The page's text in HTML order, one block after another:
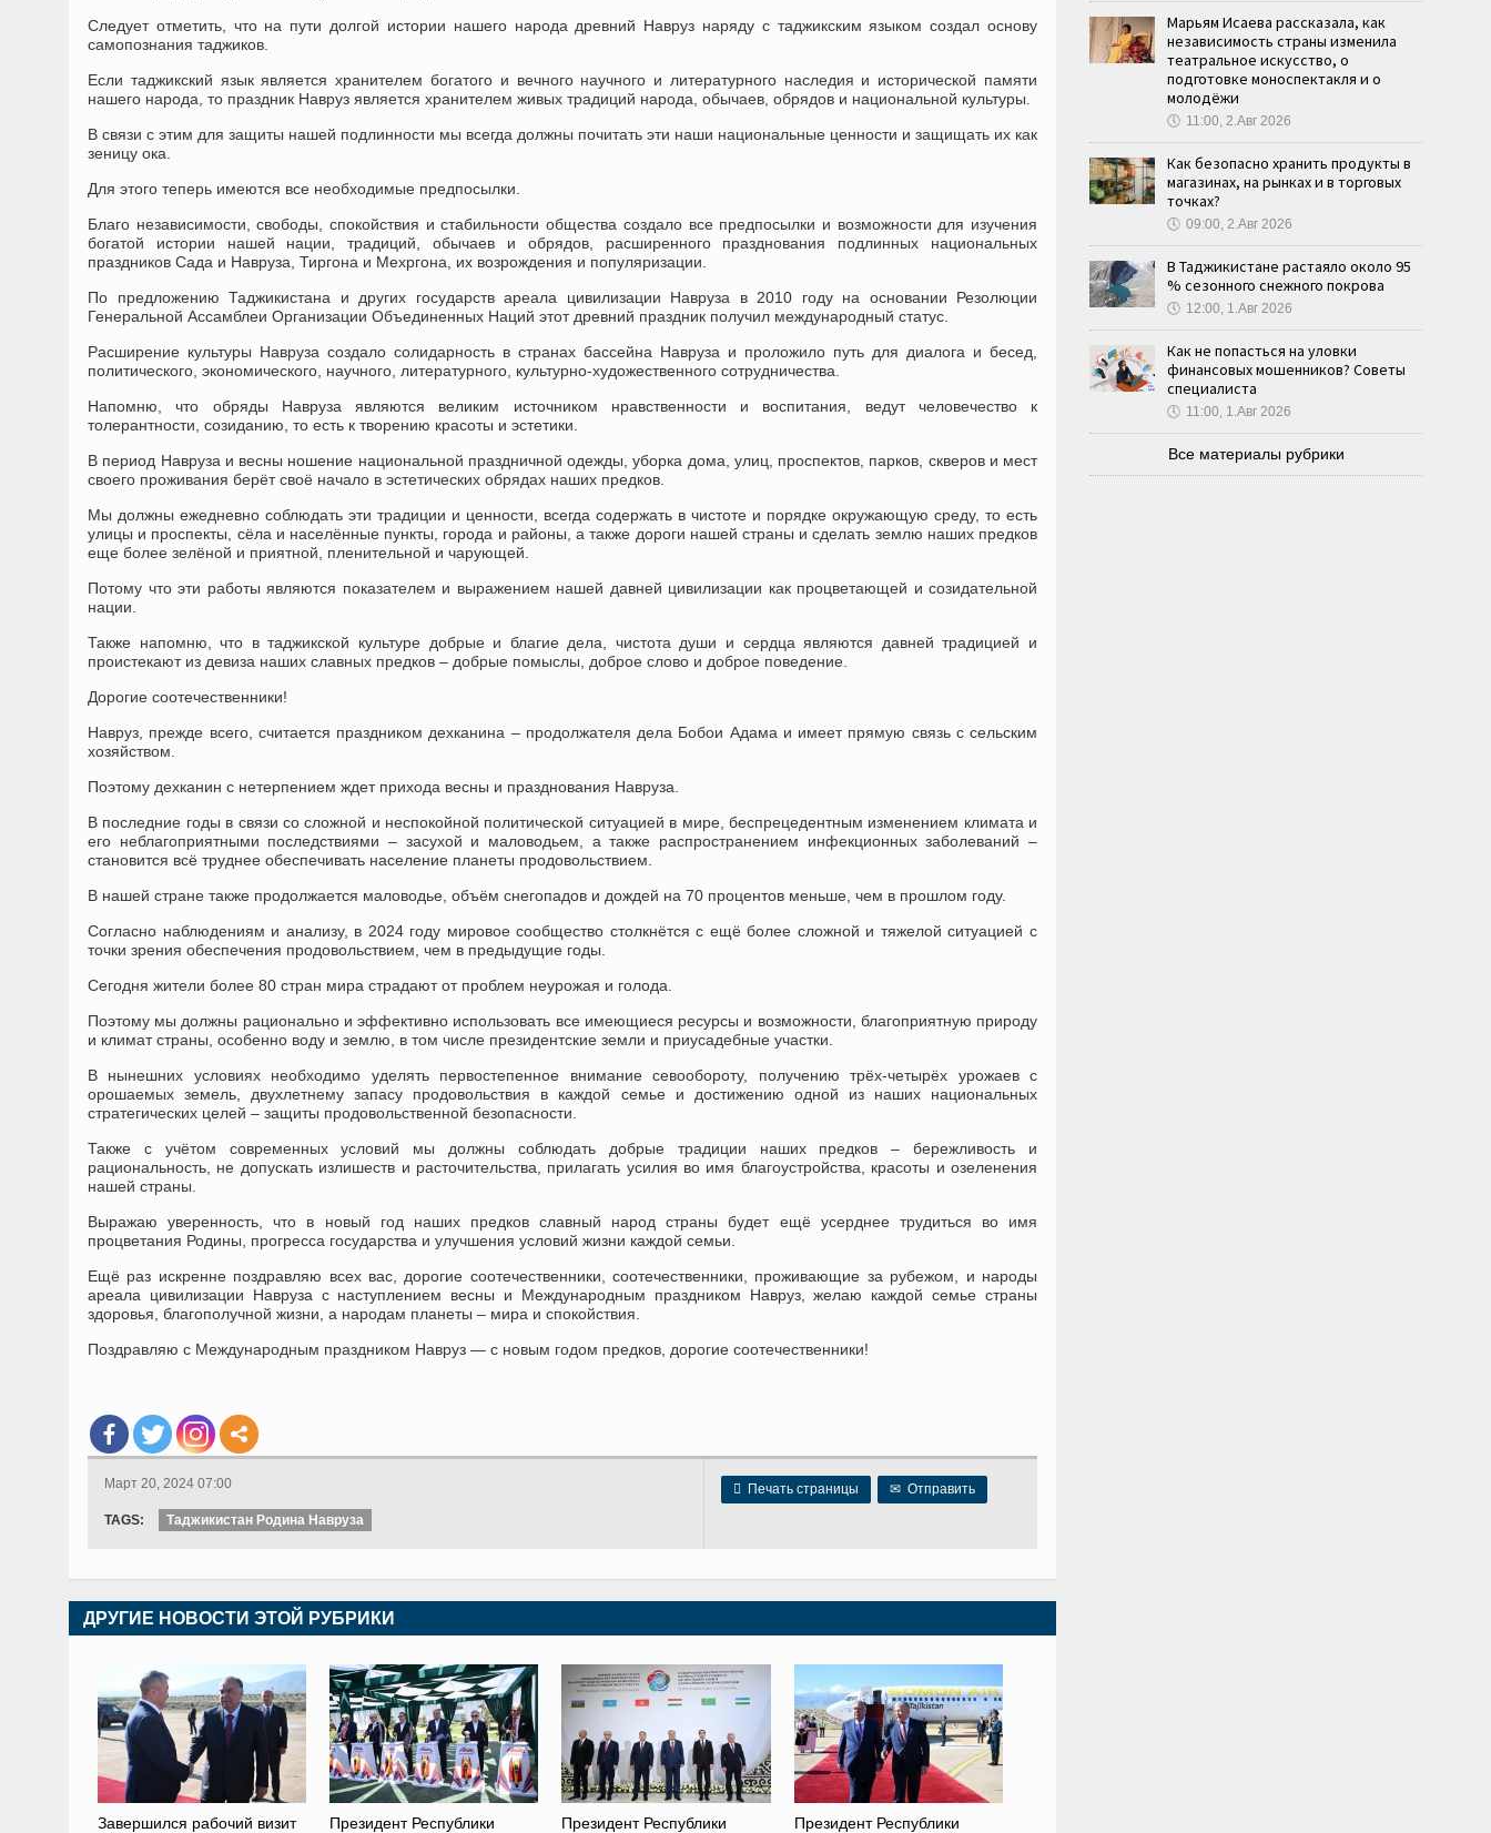
Следует отметить, что на пути долгой истории нашего народа древний Навруз наряду с таджикским языком создал основу
самопознания таджиков.
Если таджикский язык является хранителем богатого и вечного научного и литературного наследия и исторической памяти
нашего народа, то праздник Навруз является хранителем живых традиций народа, обычаев, обрядов и национальной культуры.
В связи с этим для защиты нашей подлинности мы всегда должны почитать эти наши национальные ценности и защищать их как
зеницу ока.
Для этого теперь имеются все необходимые предпосылки.
Благо независимости, свободы, спокойствия и стабильности общества создало все предпосылки и возможности для изучения
богатой истории нашей нации, традиций, обычаев и обрядов, расширенного празднования подлинных национальных
праздников Сада и Навруза, Тиргона и Мехргона, их возрождения и популяризации.
По предложению Таджикистана и других государств ареала цивилизации Навруза в 2010 году на основании Резолюции
Генеральной Ассамблеи Организации Объединенных Наций этот древний праздник получил международный статус.
Расширение культуры Навруза создало солидарность в странах бассейна Навруза и проложило путь для диалога и бесед,
политического, экономического, научного, литературного, культурно-художественного сотрудничества.
Напомню, что обряды Навруза являются великим источником нравственности и воспитания, ведут человечество к
толерантности, созиданию, то есть к творению красоты и эстетики.
В период Навруза и весны ношение национальной праздничной одежды, уборка дома, улиц, проспектов, парков, скверов и мест
своего проживания берёт своё начало в эстетических обрядах наших предков.
Мы должны ежедневно соблюдать эти традиции и ценности, всегда содержать в чистоте и порядке окружающую среду, то есть
улицы и проспекты, сёла и населённые пункты, города и районы, а также дороги нашей страны и сделать землю наших предков
еще более зелёной и приятной, пленительной и чарующей.
Потому что эти работы являются показателем и выражением нашей давней цивилизации как процветающей и созидательной
нации.
Также напомню, что в таджикской культуре добрые и благие дела, чистота души и сердца являются давней традицией и
проистекают из девиза наших славных предков – добрые помыслы, доброе слово и доброе поведение.
Дорогие соотечественники!
Навруз, прежде всего, считается праздником дехканина – продолжателя дела Бобои Адама и имеет прямую связь с сельским
хозяйством.
Поэтому дехканин с нетерпением ждет прихода весны и празднования Навруза.
В последние годы в связи со сложной и неспокойной политической ситуацией в мире, беспрецедентным изменением климата и
его неблагоприятными последствиями – засухой и маловодьем, а также распространением инфекционных заболеваний –
становится всё труднее обеспечивать население планеты продовольствием.
В нашей стране также продолжается маловодье, объём снегопадов и дождей на 70 процентов меньше, чем в прошлом году.
Согласно наблюдениям и анализу, в 2024 году мировое сообщество столкнётся с ещё более сложной и тяжелой ситуацией с
точки зрения обеспечения продовольствием, чем в предыдущие годы.
Сегодня жители более 80 стран мира страдают от проблем неурожая и голода.
Поэтому мы должны рационально и эффективно использовать все имеющиеся ресурсы и возможности, благоприятную природу
и климат страны, особенно воду и землю, в том числе президентские земли и приусадебные участки.
В нынешних условиях необходимо уделять первостепенное внимание севообороту, получению трёх-четырёх урожаев с
орошаемых земель, двухлетнему запасу продовольствия в каждой семье и достижению одной из наших национальных
стратегических целей – защиты продовольственной безопасности.
Также с учётом современных условий мы должны соблюдать добрые традиции наших предков – бережливость и
рациональность, не допускать излишеств и расточительства, прилагать усилия во имя благоустройства, красоты и озеленения
нашей страны.
Выражаю уверенность, что в новый год наших предков славный народ страны будет ещё усерднее трудиться во имя
процветания Родины, прогресса государства и улучшения условий жизни каждой семьи.
Ещё раз искренне поздравляю всех вас, дорогие соотечественники, соотечественники, проживающие за рубежом, и народы
ареала цивилизации Навруза с наступлением весны и Международным праздником Навруз, желаю каждой семье страны
здоровья, благополучной жизни, а народам планеты – мира и спокойствия.
Поздравляю с Международным праздником Навруз — с новым годом предков, дорогие соотечественники!
 Печать страницы ✉ Отправить
Март 20, 2024 07:00
TAGS: Таджикистан Родина Навруза
ДРУГИЕ НОВОСТИ ЭТОЙ РУБРИКИ
Завершился рабочий визит Президент Республики Президент Республики Президент Республики
Марьям Исаева рассказала, как
независимость страны изменила
театральное искусство, о
подготовке моноспектакля и о
молодёжи
🕔 11:00, 2.Авг 2026
Как безопасно хранить продукты в
магазинах, на рынках и в торговых
точках?
🕔 09:00, 2.Авг 2026
В Таджикистане растаяло около 95
% сезонного снежного покрова
🕔 12:00, 1.Авг 2026
Как не попасться на уловки
финансовых мошенников? Советы
специалиста
🕔 11:00, 1.Авг 2026
Все материалы рубрики